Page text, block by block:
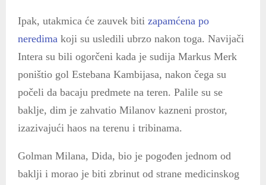
Ipak, utakmica će zauvek biti zapamćena po
neredima koji su usledili ubrzo nakon toga. Navijači
Intera su bili ogorčeni kada je sudija Markus Merk
poništio gol Estebana Kambijasa, nakon čega su
počeli da bacaju predmete na teren. Palile su se
baklje, dim je zahvatio Milanov kazneni prostor,
izazivajući haos na terenu i tribinama.
Golman Milana, Dida, bio je pogođen jednom od
baklji i morao je biti zbrinut od strane medicinskog